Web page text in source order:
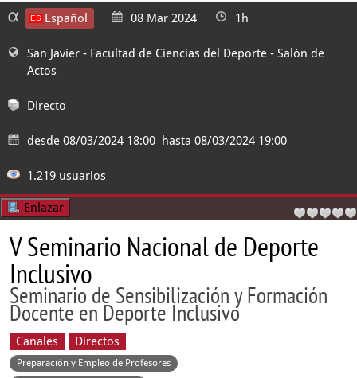
Español 08 Mar 2024 1h
San Javier - Facultad de Ciencias del Deporte - Salón de
Actos
Directo
desde 08/03/2024 18:00 hasta 08/03/2024 19:00
1.219 usuarios
Enlazar
V Seminario Nacional de Deporte
Inclusivo
Seminario de Sensibilización y Formación
Docente en Deporte Inclusivo
Canales Directos
Preparación y Empleo de Profesores